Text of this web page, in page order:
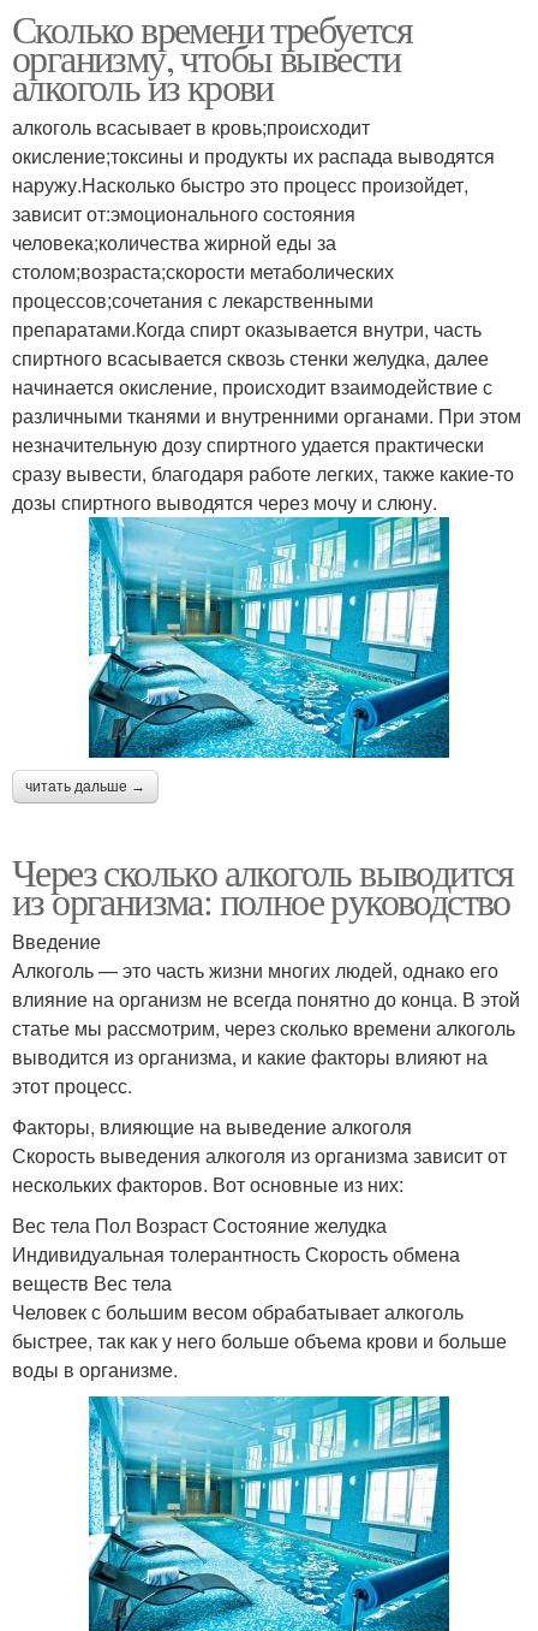
Сколько времени требуется
организму, чтобы вывести
алкоголь из крови
алкоголь всасывает в кровь;происходит
окисление;токсины и продукты их распада выводятся
наружу.Насколько быстро это процесс произойдет,
зависит от:эмоционального состояния
человека;количества жирной еды за
столом;возраста;скорости метаболических
процессов;сочетания с лекарственными
препаратами.Когда спирт оказывается внутри, часть
спиртного всасывается сквозь стенки желудка, далее
начинается окисление, происходит взаимодействие с
различными тканями и внутренними органами. При этом
незначительную дозу спиртного удается практически
сразу вывести, благодаря работе легких, также какие-то
дозы спиртного выводятся через мочу и слюну.
читать дальше →
Через сколько алкоголь выводится
из организма: полное руководство
Введение
Алкоголь — это часть жизни многих людей, однако его
влияние на организм не всегда понятно до конца. В этой
статье мы рассмотрим, через сколько времени алкоголь
выводится из организма, и какие факторы влияют на
этот процесс.
Факторы, влияющие на выведение алкоголя
Скорость выведения алкоголя из организма зависит от
нескольких факторов. Вот основные из них:
Вес тела Пол Возраст Состояние желудка
Индивидуальная толерантность Скорость обмена
веществ Вес тела
Человек с большим весом обрабатывает алкоголь
быстрее, так как у него больше объема крови и больше
воды в организме.